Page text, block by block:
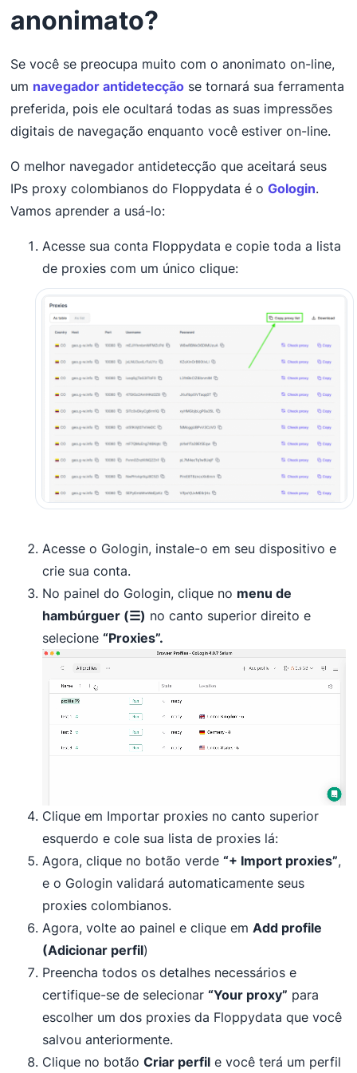
anonimato?
Se você se preocupa muito com o anonimato on-line,
um navegador antidetecção se tornará sua ferramenta
preferida, pois ele ocultará todas as suas impressões
digitais de navegação enquanto você estiver on-line.
O melhor navegador antidetecção que aceitará seus
IPs proxy colombianos do Floppydata é oGologin.
Vamos aprender a usá-lo:
Acesse sua conta Floppydata e copie toda a lista
de proxies com um único clique:
Acesse o Gologin, instale-o em seu dispositivo e
crie sua conta.
No painel do Gologin, clique no menu de
hambúrguer (☰) no canto superior direito e
selecione“Proxies”.
Clique em Importar proxies no canto superior
esquerdo e cole sua lista de proxies lá:
Agora, clique no botão verde“+ Import proxies”,
e o Gologin validará automaticamente seus
proxies colombianos.
Agora, volte ao painel e clique emAdd profile
(Adicionar perfil)
Preencha todos os detalhes necessários e
certifique-se de selecionar“Your proxy” para
escolher um dos proxies da Floppydata que você
salvou anteriormente.
Clique no botãoCriar perfil e você terá um perfil